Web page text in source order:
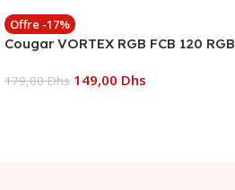
Offre -17%
Cougar VORTEX RGB FCB 120 RGB
179,00Dhs 149,00 Dhs